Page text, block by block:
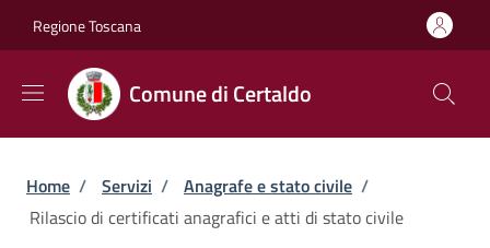
Regione Toscana
Comune di Certaldo
Briciole di pane
Home / Servizi / Anagrafe e stato civile /
Rilascio di certificati anagrafici e atti di stato civile